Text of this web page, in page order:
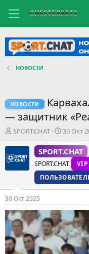
НОВОСТИ
НОВОСТИ
— защитник
А
т
о
е
м
ы
SPORT.CHAT
Д
т
а
н
а
ч
л
а
30 Окт
SPORT.CHAT
SPORT.CHAT VIP
30 Окт 2025